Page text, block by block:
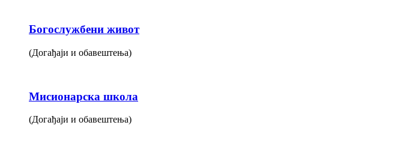
Богослужбени живот
(Догађаји и обавештења)
Мисионарска школа
(Догађаји и обавештења)